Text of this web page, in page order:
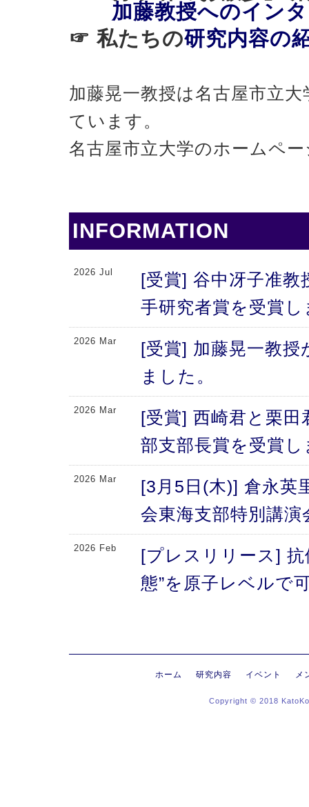
加藤教授へのイン
☞ 私たちの研究内容の
加藤晃一教授は名古屋市立
ています。
名古屋市立大学のホームペ
INFORMATION
2026 Jul
[受賞] 谷中冴子准教
手研究者賞を受賞
2026 Mar
[受賞] 加藤晃一教授
ました。
2026 Mar
[受賞] 西崎君と栗田
部支部長賞を受賞
2026 Mar
[3月5日(木)] 倉永英
会東海支部特別講
2026 Feb
[プレスリリース]
態”を原子レベルで
[プレスリリース]
にする抗体のFc領
る高次構造評価の
ホーム 研究内容 イベント メ
Copyright © 2018